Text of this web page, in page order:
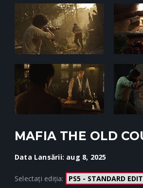
MAFIA THE OLD
Data Lansării: aug 8, 2025
Selectați ediția: